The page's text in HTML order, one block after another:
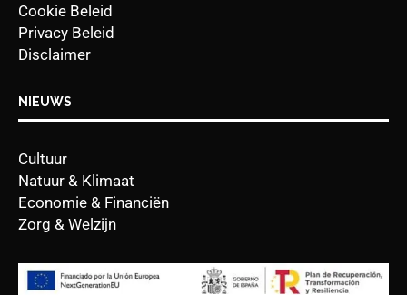
Cookie Beleid
Privacy Beleid
Disclaimer
NIEUWS
Cultuur
Natuur & Klimaat
Economie & Financiën
Zorg & Welzijn